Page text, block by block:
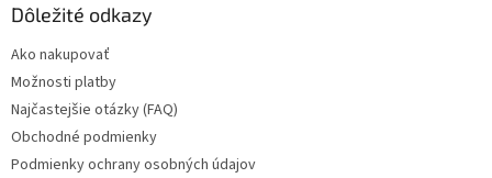
Dôležité odkazy
Ako nakupovať
Možnosti platby
Najčastejšie otázky (FAQ)
Obchodné podmienky
Podmienky ochrany osobných údajov